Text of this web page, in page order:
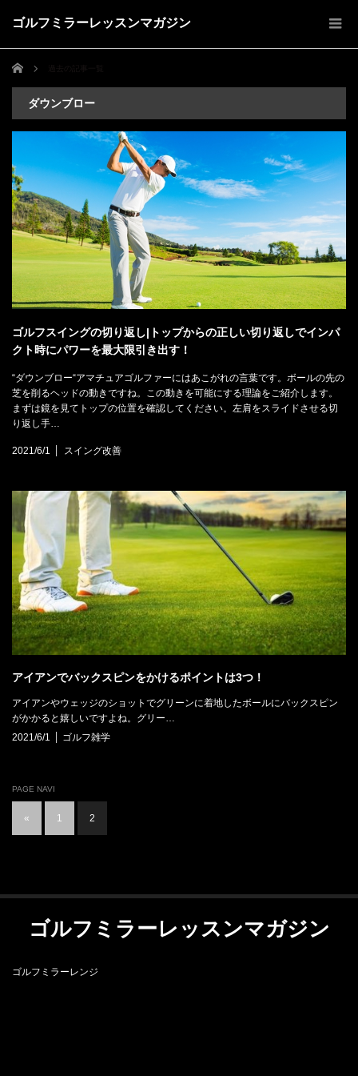
ゴルフミラーレッスンマガジン
ホーム
ダウンブロー
ゴルフスイングの切り返し|トップからの正しい切り返しでインパ
クト時にパワーを最大限引き出す！
“ダウンブロー“アマチュアゴルファーにはあこがれの言葉です。ボールの先の
芝を削るヘッドの動きですね。この動きを可能にする理論をご紹介します。
まずは鏡を見てトップの位置を確認してください。左肩をスライドさせる切
り返し手…
2021/6/1 スイング改善
アイアンでバックスピンをかけるポイントは3つ！
アイアンやウェッジのショットでグリーンに着地したボールにバックスピン
がかかると嬉しいですよね。グリー…
2021/6/1
ゴルフ雑学
PAGE NAVI
« 1 2
ゴルフミラーレッスンマガジン
ゴルフミラーレンジ